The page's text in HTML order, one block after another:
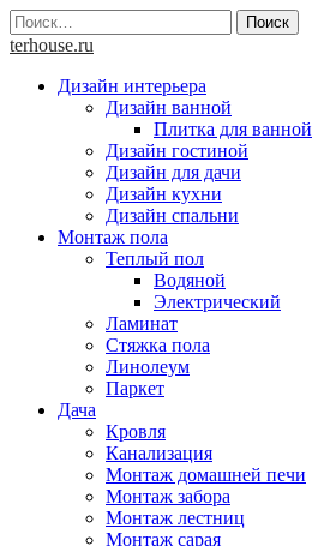
Skip
to
Найти:
terhouse.ru
Дизайн интерьера
Дизайн ванной
Плитка для ванной
Дизайн гостиной
Дизайн для дачи
Дизайн кухни
Дизайн спальни
Монтаж пола
Теплый пол
Водяной
Электрический
Ламинат
Стяжка пола
Линолеум
Паркет
Дача
Кровля
Канализация
Монтаж домашней печи
Монтаж забора
Монтаж лестниц
Монтаж сарая